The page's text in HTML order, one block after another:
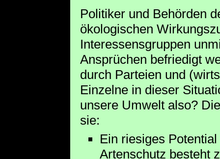
Politiker und Behörden
ökologischen
Interessensgruppen
Ansprüchen befriedigt
durch Parteien und
Einzelne in dieser
unsere Umwelt also?
sie:
Ein riesiges
Artenschutz besteht